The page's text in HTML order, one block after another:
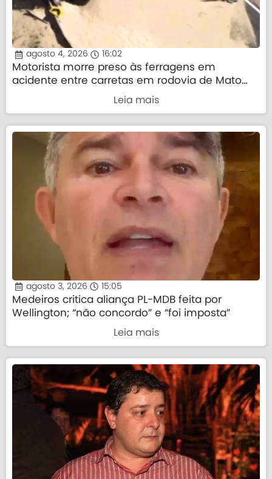
agosto 4, 2026 16:02
Motorista morre preso às ferragens em
acidente entre carretas em rodovia de Mato
Leia mais
agosto 3, 2026 15:05
Medeiros critica aliança PL-MDB feita por
Wellington; “não concordo” e “foi imposta”
Leia mais